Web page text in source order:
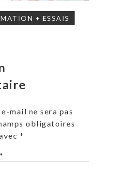
+ ESSAIS
mail ne sera pas
obligatoires
*
*